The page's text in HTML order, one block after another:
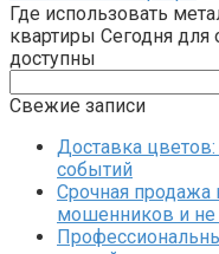
Где использовать
квартиры Сегодня для
доступны
Свежие записи
Доставка
событий
Срочная продажа
мошенников и не